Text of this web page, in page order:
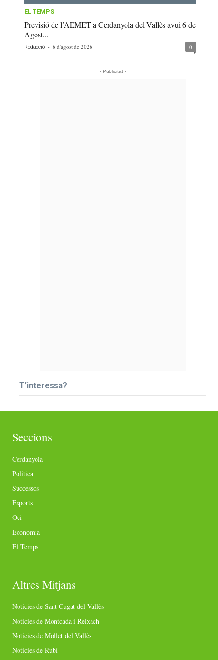
EL TEMPS
Previsió de l’AEMET a Cerdanyola del Vallès avui 6 de
Agost...
Redacció - 6 d'agost de 2026 0
- Publicitat -
T’interessa?
Seccions
Cerdanyola
Política
Successos
Esports
Oci
Economia
El Temps
Altres Mitjans
Notícies de Sant Cugat del Vallès
Notícies de Montcada i Reixach
Notícies de Mollet del Vallès
Notícies de Rubí